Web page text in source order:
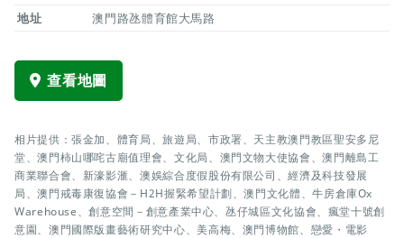
地址 澳門路氹體育館大馬路
查看地圖
相片提供：張金加、體育局、旅遊局、市政署、天主教澳門教區聖安多尼
堂、澳門柿山哪咤古廟值理會、文化局、澳門文物大使協會、澳門離島工
商業聯合會、新濠影滙、澳娛綜合度假股份有限公司、經濟及科技發展
局、澳門戒毒康復協會－H2H握緊希望計劃、澳門文化體、牛房倉庫Ox
Warehouse、創意空間－創意產業中心、氹仔城區文化協會、瘋堂十號創
意園、澳門國際版畫藝術研究中心、美高梅、澳門博物館、戀愛・電影